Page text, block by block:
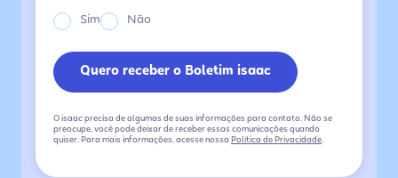
Sim Não
O isaac precisa de algumas de suas informações para contato. Não se
preocupe, você pode deixar de receber essas comunicações quando
quiser. Para mais informações, acesse nossa Política de Privacidade.